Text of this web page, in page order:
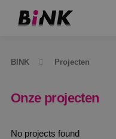
BINK Projecten
Onze projecten
No projects found